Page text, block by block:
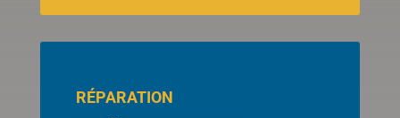
RÉPARATION